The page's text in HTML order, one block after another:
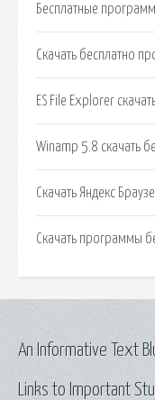
Бесплатные
Скачать бесплатно
ES File Explorer
Winamp 5.8 скачать
Скачать Яндекс
Скачать программы
Links to Important
An Informative Text